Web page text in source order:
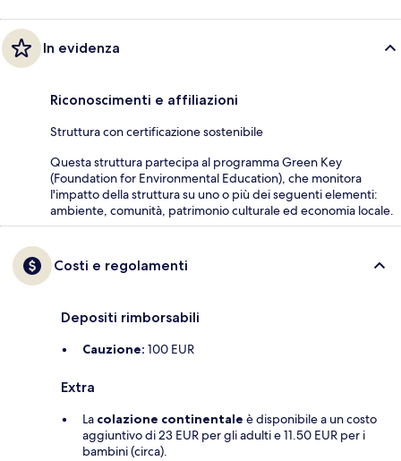
In evidenza
Riconoscimenti e affiliazioni
Struttura con certificazione sostenibile
Questa struttura partecipa al programma Green Key
(Foundation for Environmental Education), che monitora
l'impatto della struttura su uno o più dei seguenti elementi:
ambiente, comunità, patrimonio culturale ed economia locale.
Costi e regolamenti
Depositi rimborsabili
Cauzione: 100 EUR
Extra
La colazione continentale è disponibile a un costo
aggiuntivo di 23 EUR per gli adulti e 11.50 EUR per i
bambini (circa).